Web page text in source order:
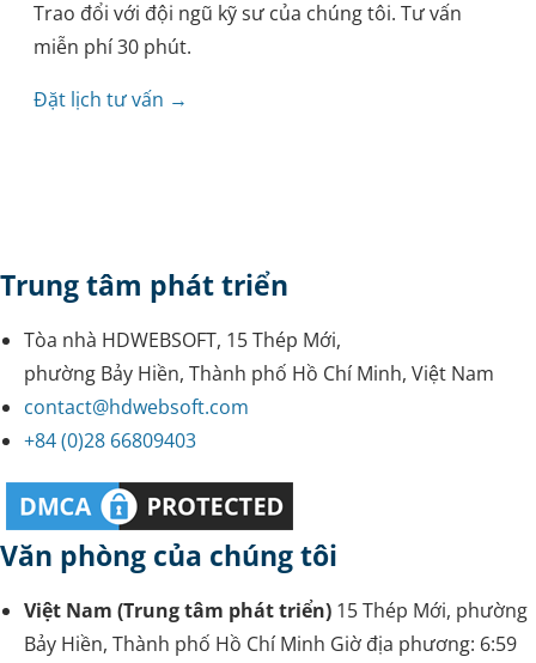
Trao đổi với đội ngũ kỹ sư của chúng tôi. Tư vấn
miễn phí 30 phút.
Đặt lịch tư vấn →
Trung tâm phát triển
Tòa nhà HDWEBSOFT, 15 Thép Mới,
phường Bảy Hiền, Thành phố Hồ Chí Minh, Việt Nam
contact@hdwebsoft.com
+84 (0)28 66809403
Văn phòng của chúng tôi
Việt Nam (Trung tâm phát triển) 15 Thép Mới, phường
Bảy Hiền, Thành phố Hồ Chí Minh Giờ địa phương: 6:59